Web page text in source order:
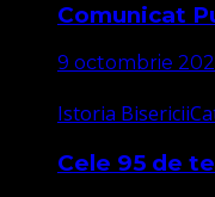
Comunicat
9 octombrie
Istoria Bisericii
Cele 95 de